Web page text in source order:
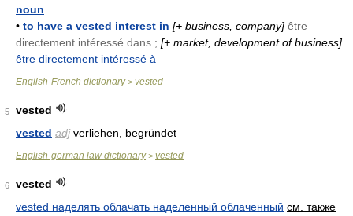
noun
• to have a vested interest in [+ business, company] être
directement intéressé dans ; [+ market, development of business]
être directement intéressé à
English-French dictionary> vested
5
vested
vested adjverliehen, begründet
English-german law dictionary> vested
6
vested
vested наделять облачать наделенный облаченный см. также